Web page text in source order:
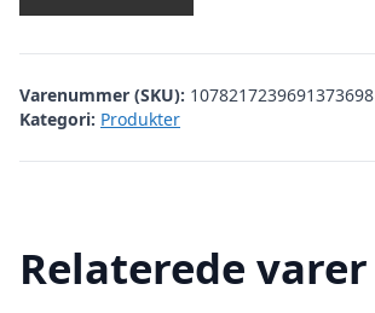
Varenummer (SKU): 1078217239691373698
Kategori: Produkter
Relaterede varer